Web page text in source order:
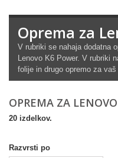
Oprema za
V rubriki se nahaja dodatna
Lenovo K6 Power. V rubriki
folije in drugo opremo za
OPREMA ZA
20 izdelkov.
Razvrsti po